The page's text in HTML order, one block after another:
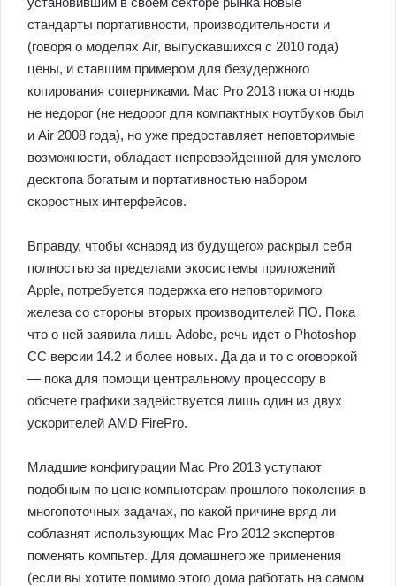
стандарты портативности, производительности и
(говоря о моделях Air, выпускавшихся с 2010 года)
цены, и ставшим примером для безудержного
копирования соперниками. Mac Pro 2013 пока отнюдь
не недорог (не недорог для компактных ноутбуков был
и Air 2008 года), но уже предоставляет неповторимые
возможности, обладает непревзойденной для умелого
десктопа богатым и портативностью набором
скоростных интерфейсов.
Вправду, чтобы «снаряд из будущего» раскрыл себя
полностью за пределами экосистемы приложений
Apple, потребуется подержка его неповторимого
железа со стороны вторых производителей ПО. Пока
что о ней заявила лишь Adobe, речь идет о Photoshop
CC версии 14.2 и более новых. Да да и то с оговоркой
— пока для помощи центральному процессору в
обсчете графики задействуется лишь один из двух
ускорителей AMD FirePro.
Младшие конфигурации Mac Pro 2013 уступают
подобным по цене компьютерам прошлого поколения в
многопоточных задачах, по какой причине вряд ли
соблазнят использующих Mac Pro 2012 экспертов
поменять компьтер. Для домашнего же применения
(если вы хотите помимо этого дома работать на самом